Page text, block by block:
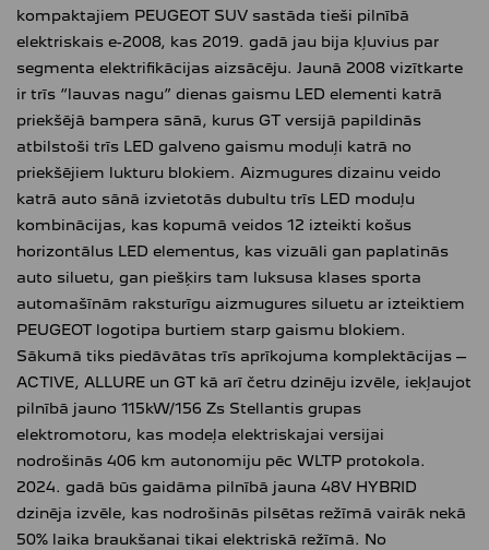
kompaktajiem PEUGEOT SUV sastāda tieši pilnībā
elektriskais e-2008, kas 2019. gadā jau bija kļuvius par
segmenta elektrifikācijas aizsācēju. Jaunā 2008 vizītkarte
ir trīs “lauvas nagu” dienas gaismu LED elementi katrā
priekšējā bampera sānā, kurus GT versijā papildinās
atbilstoši trīs LED galveno gaismu moduļi katrā no
priekšējiem lukturu blokiem. Aizmugures dizainu veido
katrā auto sānā izvietotās dubultu trīs LED moduļu
kombinācijas, kas kopumā veidos 12 izteikti košus
horizontālus LED elementus, kas vizuāli gan paplatinās
auto siluetu, gan piešķirs tam luksusa klases sporta
automašīnām raksturīgu aizmugures siluetu ar izteiktiem
PEUGEOT logotipa burtiem starp gaismu blokiem.
Sākumā tiks piedāvātas trīs aprīkojuma komplektācijas –
ACTIVE, ALLURE un GT kā arī četru dzinēju izvēle, iekļaujot
pilnībā jauno 115kW/156 Zs Stellantis grupas
elektromotoru, kas modeļa elektriskajai versijai
nodrošinās 406 km autonomiju pēc WLTP protokola.
2024. gadā būs gaidāma pilnībā jauna 48V HYBRID
dzinēja izvēle, kas nodrošinās pilsētas režīmā vairāk nekā
50% laika braukšanai tikai elektriskā režīmā. No